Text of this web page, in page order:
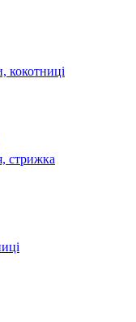
кокотниці
стрижка